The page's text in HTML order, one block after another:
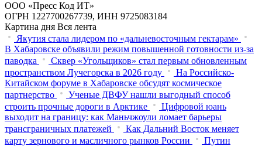
ООО «Пресс Код ИТ»
ОГРН 1227700267739, ИНН 9725083184
Картина дня Вся лента
Якутия стала лидером по «дальневосточным гектарам»
В Хабаровске объявили режим повышенной готовности из‑за
паводка
Сквер «Угольщиков» стал первым обновленным
пространством Лучегорска в 2026 году
На Российско-
Китайском форуме в Хабаровске обсудят космическое
партнерство
Ученые ДВФУ нашли выгодный способ
строить прочные дороги в Арктике
Цифровой юань
выходит на границу: как Маньчжоули ломает барьеры
трансграничных платежей
Как Дальний Восток меняет
карту зернового и масличного рынков России
Путин